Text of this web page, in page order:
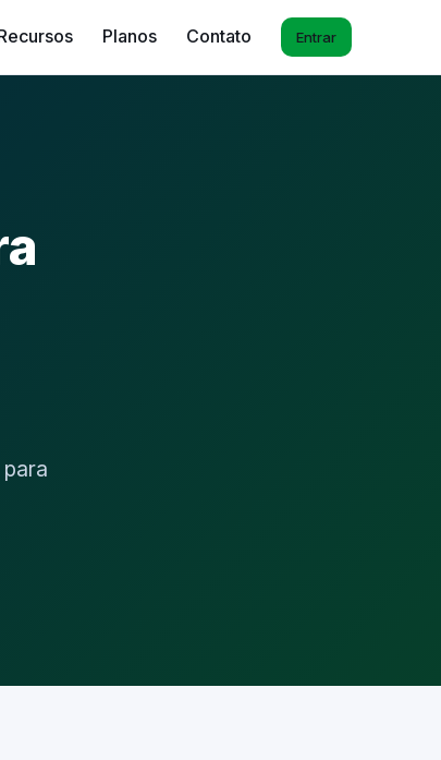
Planos Contato Entrar